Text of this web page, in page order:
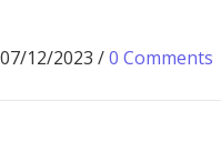
07/12/2023 /0 Comments